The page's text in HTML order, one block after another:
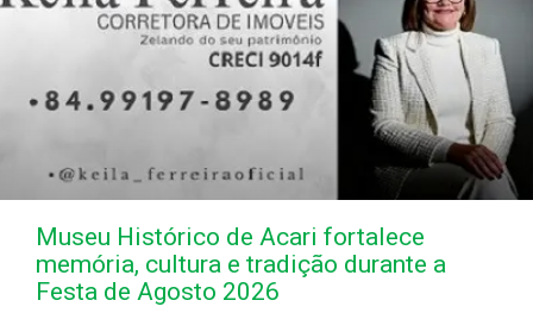
Museu Histórico de Acari fortalece
memória, cultura e tradição durante a
Festa de Agosto 2026